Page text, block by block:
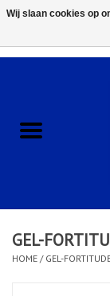
ACCESSOIRES/
KLEDING
CLUBSHOPS
GEL-
HOME / GEL-
Wij slaan cookies op